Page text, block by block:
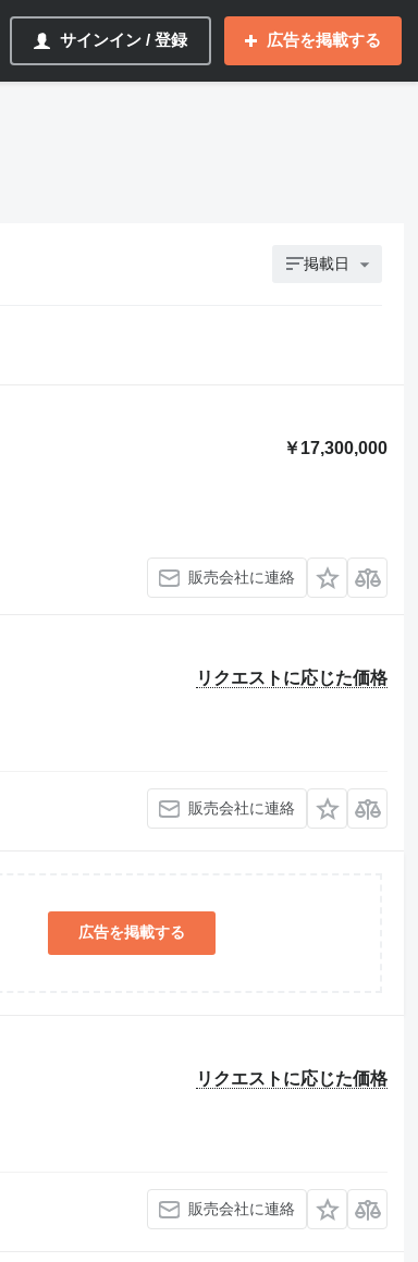
サインイン / 登録 広告を掲載する
掲載日
￥17,300,000
販売会社に連絡
リクエストに応じた価格
販売会社に連絡
広告を掲載する
リクエストに応じた価格
販売会社に連絡